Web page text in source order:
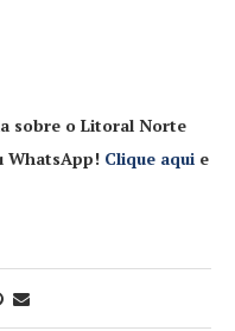
sobre o Litoral Norte
WhatsApp! Clique aqui e